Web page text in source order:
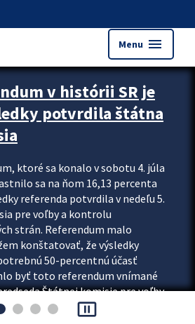
Menu menu
v histórii SR je
potvrdila štátna
ktoré sa konalo v sobotu 4. júla
sa na ňom 16,13 percenta
referenda potvrdila v nedeľu 5.
pre voľby a kontrolu
strán. Referendum malo
konštatovať, že výsledky
50-percentnú účasť
byť toto referendum vnímané
Štátnej komisie pre voľby
politických...
pause_presentation